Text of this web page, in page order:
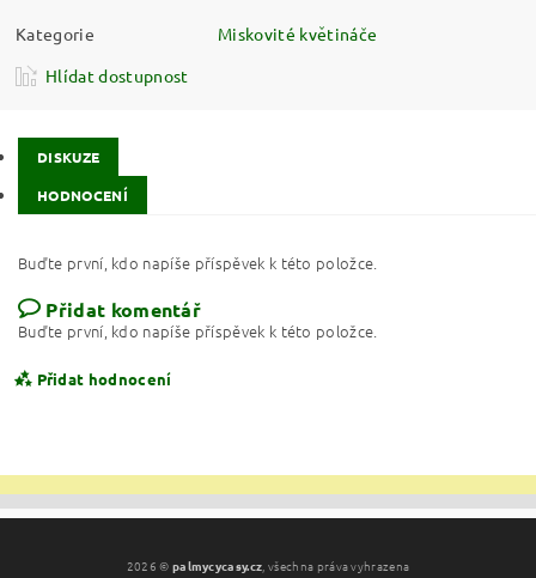
Kategorie
Miskovité květináče
Hlídat dostupnost
DISKUZE
HODNOCENÍ
Buďte první, kdo napíše příspěvek k této položce.
Přidat komentář
Buďte první, kdo napíše příspěvek k této položce.
Přidat hodnocení
2026 © palmycycasy.cz, všechna práva vyhrazena